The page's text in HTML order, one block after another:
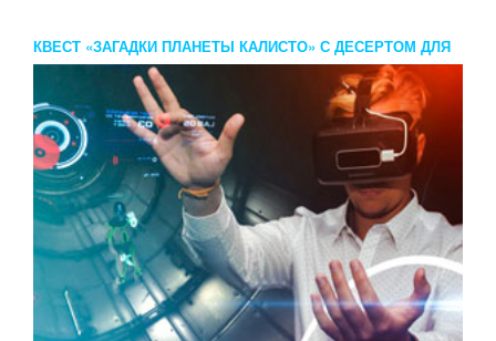
КВЕСТ «ЗАГАДКИ ПЛАНЕТЫ КАЛИСТО» С ДЕСЕРТОМ ДЛЯ
ДВОИХ